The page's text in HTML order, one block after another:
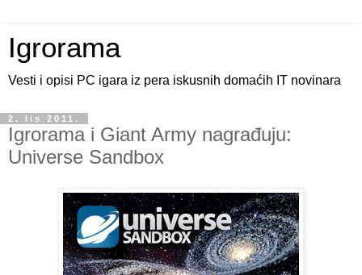
Igrorama
Vesti i opisi PC igara iz pera iskusnih domaćih IT novinara
2. lis 2011.
Igrorama i Giant Army nagrađuju:
Universe Sandbox